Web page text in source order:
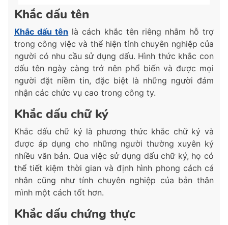
Khắc dấu tên
Khắc dấu tên là cách khắc tên riêng nhằm hỗ trợ
trong công việc và thể hiện tính chuyên nghiệp của
người có nhu cầu sử dụng dấu. Hình thức khắc con
dấu tên ngày càng trở nên phổ biến và được mọi
người đặt niềm tin, đặc biệt là những người đảm
nhận các chức vụ cao trong công ty.
Khắc dấu chữ ký
Khắc dấu chữ ký là phương thức khắc chữ ký và
được áp dụng cho những người thường xuyên ký
nhiều văn bản. Qua việc sử dụng dấu chữ ký, họ có
thể tiết kiệm thời gian và định hình phong cách cá
nhân cũng như tính chuyên nghiệp của bản thân
mình một cách tốt hơn.
Khắc dấu chứng thực